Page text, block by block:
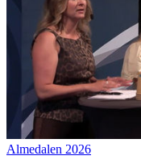
Almedalen 2026